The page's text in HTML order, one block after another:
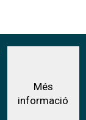
Més
informació